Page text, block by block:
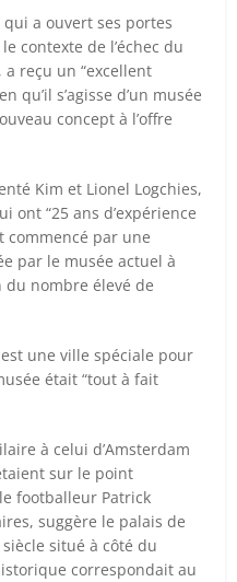
qui a ouvert ses portes
contexte de l’échec du
reçu un “excellent
qu’il s’agisse d’un musée
concept à l’offre
Kim et Lionel Logchies,
ont “25 ans d’expérience
commencé par une
par le musée actuel à
du nombre élevé de
une ville spéciale pour
était “tout à fait
à celui d’Amsterdam
sur le point
footballeur Patrick
suggère le palais de
situé à côté du
correspondait au